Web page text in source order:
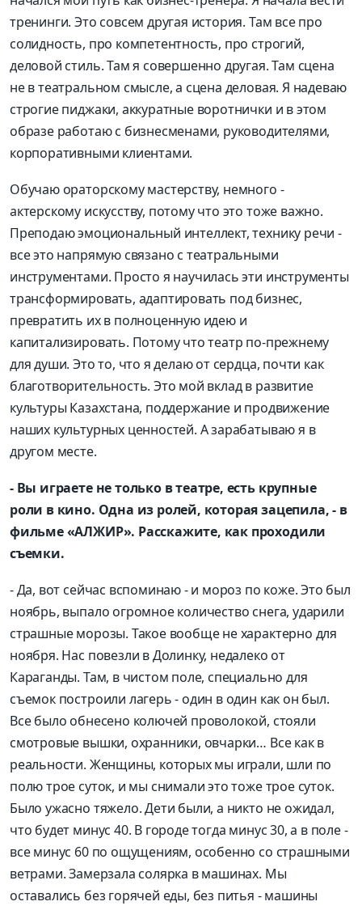
тренинги. Это совсем другая история. Там все про
солидность, про компетентность, про строгий,
деловой стиль. Там я совершенно другая. Там сцена
не в театральном смысле, а сцена деловая. Я надеваю
строгие пиджаки, аккуратные воротнички и в этом
образе работаю с бизнесменами, руководителями,
корпоративными клиентами.
Обучаю ораторскому мастерству, немного -
актерскому искусству, потому что это тоже важно.
Преподаю эмоциональный интеллект, технику речи -
все это напрямую связано с театральными
инструментами. Просто я научилась эти инструменты
трансформировать, адаптировать под бизнес,
превратить их в полноценную идею и
капитализировать. Потому что театр по-прежнему
для души. Это то, что я делаю от сердца, почти как
благотворительность. Это мой вклад в развитие
культуры Казахстана, поддержание и продвижение
наших культурных ценностей. А зарабатываю я в
другом месте.
- Вы играете не только в театре, есть крупные
роли в кино. Одна из ролей, которая зацепила, - в
фильме «АЛЖИР». Расскажите, как проходили
съемки.
- Да, вот сейчас вспоминаю - и мороз по коже. Это был
ноябрь, выпало огромное количество снега, ударили
страшные морозы. Такое вообще не характерно для
ноября. Нас повезли в Долинку, недалеко от
Караганды. Там, в чистом поле, специально для
съемок построили лагерь - один в один как он был.
Все было обнесено колючей проволокой, стояли
смотровые вышки, охранники, овчарки… Все как в
реальности. Женщины, которых мы играли, шли по
полю трое суток, и мы снимали это тоже трое суток.
Было ужасно тяжело. Дети были, а никто не ожидал,
что будет минус 40. В городе тогда минус 30, а в поле -
все минус 60 по ощущениям, особенно со страшными
ветрами. Замерзала солярка в машинах. Мы
оставались без горячей еды, без питья - машины